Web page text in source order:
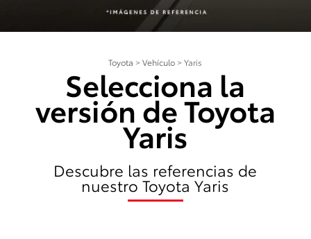
Toyota >Vehículo >Yaris
Selecciona la
versión de Toyota
Yaris
Descubre las referencias de
nuestro Toyota Yaris